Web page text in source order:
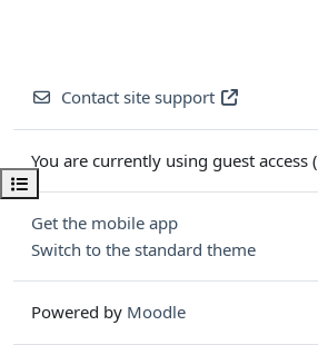
Open course index
Contact site support
You are currently using guest access (
Get the mobile app
Switch to the standard theme
Powered by Moodle